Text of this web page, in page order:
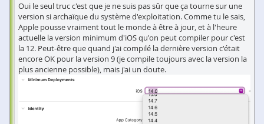
Oui le seul truc c'est que je ne suis pas sûr que ça tourne sur une
version si archaïque du système d'exploitation. Comme tu le sais,
Apple pousse vraiment tout le monde à être à jour, et à l'heure
actuelle la version minimum d'iOS qu'on peut compiler pour c'est
la 12. Peut-être que quand j'ai compilé la dernière version c'était
encore OK pour la version 9 (je compile toujours avec la version la
plus ancienne possible), mais j'ai un doute.